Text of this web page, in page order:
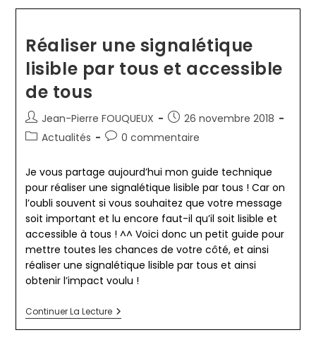
Marque
Déposer
À
L’Inpi
Réaliser une signalétique
lisible par tous et accessible
de tous
Auteur/autrice
de
Jean-Pierre FOUQUEUX
Publication
publiée :
26 novembre 2018
PostActualités
Commentaires
publication :
0 commentaire
Je vous partage aujourd’hui mon guide technique
pour réaliser une signalétique lisible par tous ! Car on
l’oubli souvent si vous souhaitez que votre message
soit important et lu encore faut-il qu’il soit lisible et
accessible à tous ! ^^ Voici donc un petit guide pour
mettre toutes les chances de votre côté, et ainsi
réaliser une signalétique lisible par tous et ainsi
obtenir l’impact voulu !
Continuer La LectureRéaliser
Une
Signalétique